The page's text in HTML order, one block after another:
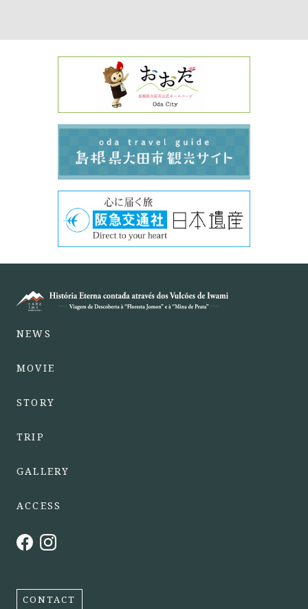
NEWS
MOVIE
STORY
TRIP
GALLERY
ACCESS
CONTACT